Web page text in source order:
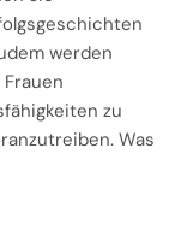
werden
zu
Was